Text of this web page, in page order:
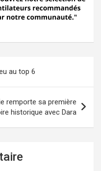
au top 6
remporte sa première
historique avec Dara